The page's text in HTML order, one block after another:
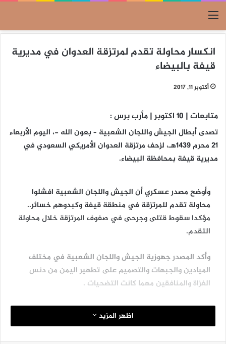
القائمة
انكسار محاولة تقدم لمرتزقة العدوان في مديرية
قيفة بالبيضاء
أكتوبر 11, 2017
متابعات | 10 اكتوبر | مأرب برس :
تصدى أبطال الجيش واللجان الشعبية – بعون الله -، اليوم الأربعاء
21 محرم 1439هـ، لزحف مرتزقة العدوان الأمريكي السعودي في
مديرية قيفة بمحافظة البيضاء.
وأوضح مصدر عسكري أن الجيش واللجان الشعبية افشلوا
محاولة تقدم للمرتزقة في منطقة قيفة وكبدوهم خسائر..
مؤكدا سقوط قتلى وجرحى في صفوف المرتزقة خلال محاولة
التقدم.
وأكد المصدر جهوزية الجيش واللجان الشعبية في مختلف
الميادين والجبهات والتصميم على تطهير اليمن من دنس
الغزاة والمنافقين مهما كانت التضحيات .
اظهر المزيد